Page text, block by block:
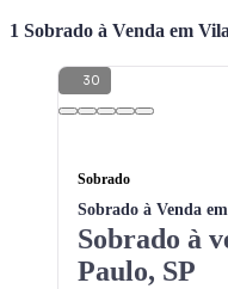
1 Sobrado à Venda em
30
Sobrado
Sobrado à Venda
Sobrado à
Paulo, SP